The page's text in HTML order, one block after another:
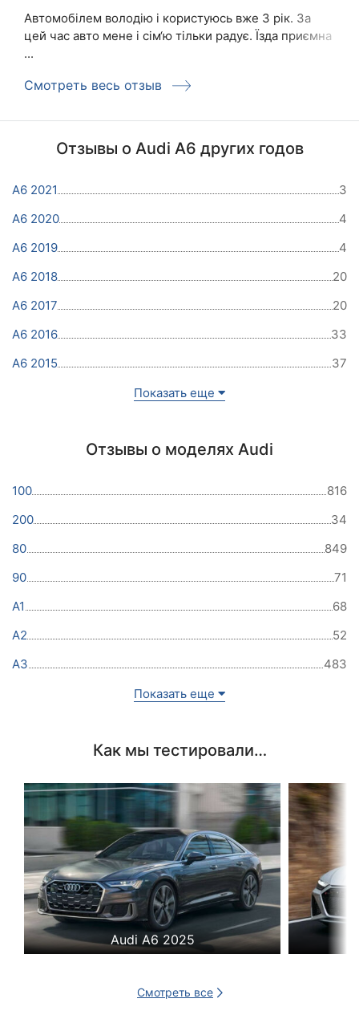
Автомобілем володію і користуюсь вже 3 рік. За
цей час авто мене і сім‘ю тільки радує. Їзда приємна
...
Смотреть весь отзыв
Отзывы о Audi A6 других годов
A6 2021
3
A6 2020
4
A6 2019
4
A6 2018
20
A6 2017
20
A6 2016
33
A6 2015
37
Показать еще
Отзывы о моделях Audi
100
816
200
34
80
849
90
71
A1
68
A2
52
A3
483
Показать еще
Как мы тестировали…
Audi A6 2025
Смотреть все